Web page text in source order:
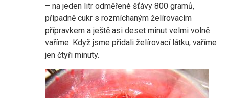
– na jeden litr odměřené šťávy 800 gramů,
případně cukr s rozmíchaným želírovacím
přípravkem a ještě asi deset minut velmi volně
vaříme. Když jsme přidali želírovací látku, vaříme
jen čtyři minuty.